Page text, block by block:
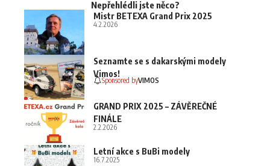
Nepřehlédli jste něco?
Mistr BETEXA Grand Prix 2025
4.2.2026
Seznamte se s dakarskými modely
Vimos!
Sponsored byVIMOS
GRAND PRIX 2025 – ZÁVĚREČNÉ
FINÁLE
2.2.2026
Letní akce s BuBi modely
16.7.2025